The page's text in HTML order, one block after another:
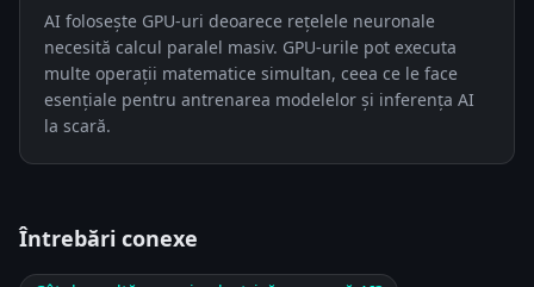
AI folosește GPU-uri deoarece rețelele neuronale
necesită calcul paralel masiv. GPU-urile pot executa
multe operații matematice simultan, ceea ce le face
esențiale pentru antrenarea modelelor și inferența AI
la scară.
Întrebări conexe